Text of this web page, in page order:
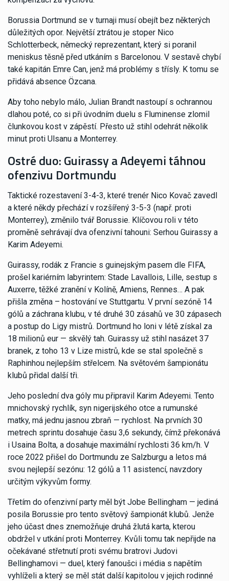
Borussia Dortmund se v turnaji musí obejít bez některých
důležitých opor. Největší ztrátou je stoper Nico
Schlotterbeck, německý reprezentant, který si poranil
meniskus těsně před utkáním s Barcelonou. V sestavě chybí
také kapitán Emre Can, jenž má problémy s třísly. K tomu se
přidává absence Özcana.
Aby toho nebylo málo, Julian Brandt nastoupí s ochrannou
dlahou poté, co si při úvodním duelu s Fluminense zlomil
člunkovou kost v zápěstí. Přesto už stihl odehrát několik
minut proti Ulsanu a Monterrey.
Ostré duo: Guirassy a Adeyemi táhnou
ofenzivu Dortmundu
Taktické rozestavení 3-4-3, které trenér Nico Kovač zavedl
a které někdy přechází v rozšířený 3-5-3 (např. proti
Monterrey), změnilo tvář Borussie. Klíčovou roli v této
proměně sehrávají dva ofenzivní tahouni: Serhou Guirassy a
Karim Adeyemi.
Guirassy, rodák z Francie s guinejským pasem dle FIFA,
prošel kariérním labyrintem: Stade Lavallois, Lille, sestup s
Auxerre, těžké zranění v Kolíně, Amiens, Rennes… A pak
přišla změna – hostování ve Stuttgartu. V první sezóně 14
gólů a záchrana klubu, v té druhé 30 zásahů ve 30 zápasech
a postup do Ligy mistrů. Dortmund ho loni v létě získal za
18 milionů eur — skvělý tah. Guirassy už stihl nasázet 37
branek, z toho 13 v Lize mistrů, kde se stal společně s
Raphinhou nejlepším střelcem. Na světovém šampionátu
klubů přidal další tři.
Jeho poslední dva góly mu připravil Karim Adeyemi. Tento
mnichovský rychlík, syn nigerijského otce a rumunské
matky, má jednu jasnou zbraň — rychlost. Na prvních 30
metrech sprintu dosahuje času 3,6 sekundy, čímž překonává
i Usaina Bolta, a dosahuje maximální rychlosti 36 km/h. V
roce 2022 přišel do Dortmundu ze Salzburgu a letos má
svou nejlepší sezónu: 12 gólů a 11 asistencí, navzdory
určitým výkyvům formy.
Třetím do ofenzivní party měl být Jobe Bellingham — jediná
posila Borussie pro tento světový šampionát klubů. Jenže
jeho účast dnes znemožňuje druhá žlutá karta, kterou
obdržel v utkání proti Monterrey. Kvůli tomu tak nepřijde na
očekávané střetnutí proti svému bratrovi Judovi
Bellinghamovi — duel, který fanoušci i média s napětím
vyhlíželi a který se měl stát další kapitolou v jejich rodinné